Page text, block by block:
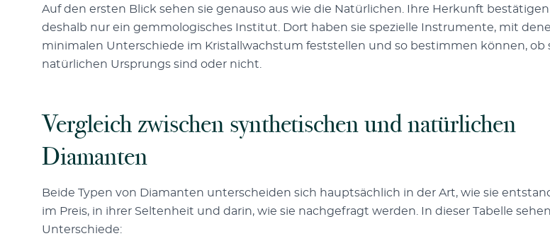
Auf den ersten Blick sehen sie genauso aus wie die Natürlichen. Ihre Herkunft
deshalb nur ein gemmologisches Institut. Dort haben sie spezielle Instrumente, mit
minimalen Unterschiede im Kristallwachstum feststellen und so bestimmen können, ob
natürlichen Ursprungs sind oder nicht.
Vergleich zwischen synthetischen und natürlichen
Diamanten
Beide Typen von Diamanten unterscheiden sich hauptsächlich in der Art, wie sie
im Preis, in ihrer Seltenheit und darin, wie sie nachgefragt werden. In dieser Tabelle
Unterschiede: